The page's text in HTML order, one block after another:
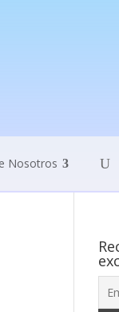
Nosotros